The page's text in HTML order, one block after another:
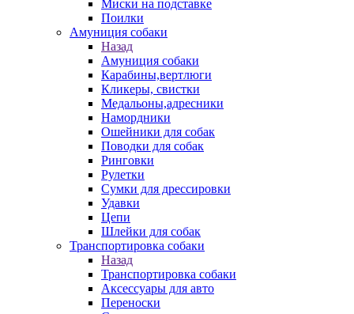
Миски на подставке
Поилки
Амуниция собаки
Назад
Амуниция собаки
Карабины,вертлюги
Кликеры, свистки
Медальоны,адресники
Намордники
Ошейники для собак
Поводки для собак
Ринговки
Рулетки
Сумки для дрессировки
Удавки
Цепи
Шлейки для собак
Транспортировка собаки
Назад
Транспортировка собаки
Аксессуары для авто
Переноски